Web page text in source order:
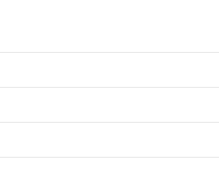
空室対策リノベーシ
社会貢献